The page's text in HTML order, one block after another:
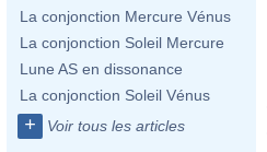
La conjonction Mercure Vénus
La conjonction Soleil Mercure
Lune AS en dissonance
La conjonction Soleil Vénus
+ Voir tous les articles